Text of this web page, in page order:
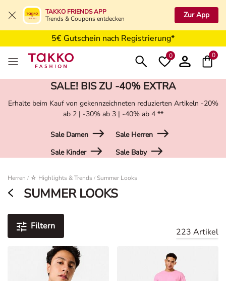
TAKKO FRIENDS APP
Trends & Coupons entdecken
Zur App
Kostenfreie Lieferung ab 49,99€
5€ Gutschein nach Registrierung*
0 0
SALE! BIS ZU -40% EXTRA
Erhalte beim Kauf von gekennzeichneten reduzierten Artikeln -20%
ab 2 | -30% ab 3 | -40% ab 4 **
Sale Damen
Sale Herren
Sale Kinder
Sale Baby
Herren / ☆ Highlights & Trends / Summer Looks
SUMMER LOOKS
Filtern
223 Artikel